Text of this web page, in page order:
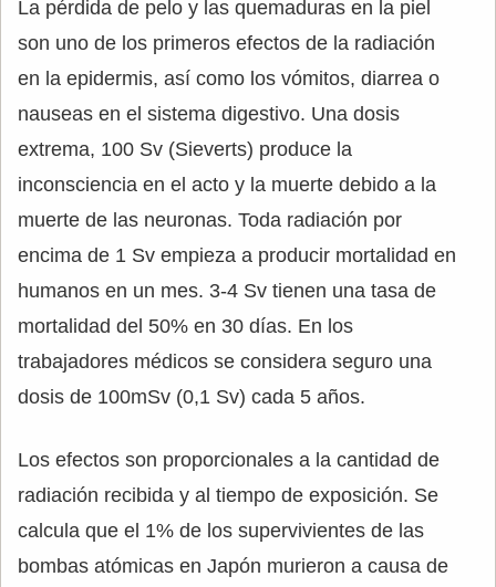
La pérdida de pelo y las quemaduras en la piel
son uno de los primeros efectos de la radiación
en la epidermis, así como los vómitos, diarrea o
nauseas en el sistema digestivo. Una dosis
extrema, 100 Sv (Sieverts) produce la
inconsciencia en el acto y la muerte debido a la
muerte de las neuronas. Toda radiación por
encima de 1 Sv empieza a producir mortalidad en
humanos en un mes. 3-4 Sv tienen una tasa de
mortalidad del 50% en 30 días. En los
trabajadores médicos se considera seguro una
dosis de 100mSv (0,1 Sv) cada 5 años.
Los efectos son proporcionales a la cantidad de
radiación recibida y al tiempo de exposición. Se
calcula que el 1% de los supervivientes de las
bombas atómicas en Japón murieron a causa de